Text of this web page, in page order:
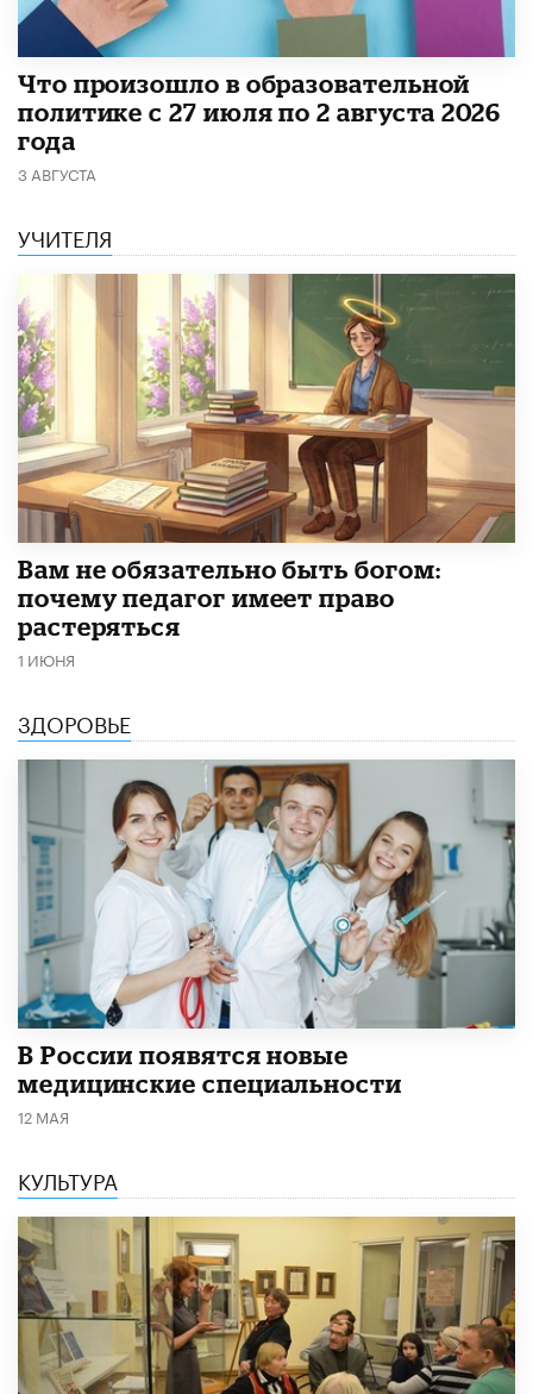
​Что произошло в образовательной
политике с 27 июля по 2 августа 2026
года
3 АВГУСТА
УЧИТЕЛЯ
​Вам не обязательно быть богом:
почему педагог имеет право
растеряться
1 ИЮНЯ
ЗДОРОВЬЕ
В России появятся новые
медицинские специальности
12 МАЯ
КУЛЬТУРА